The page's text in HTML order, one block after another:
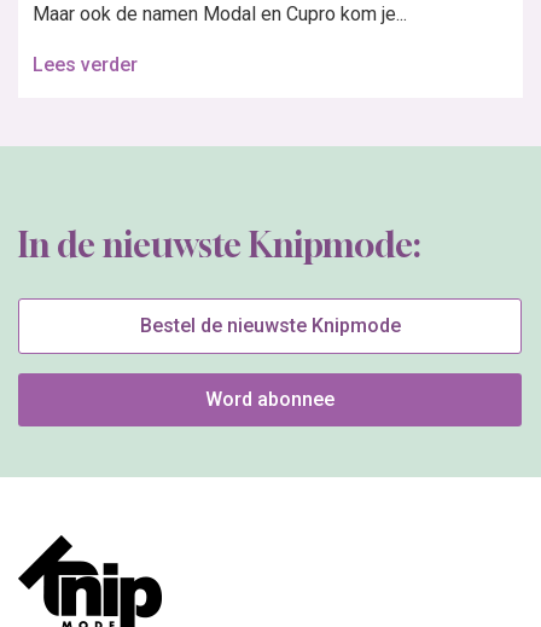
Maar ook de namen Modal en Cupro kom je...
Lees verder
In de nieuwste Knipmode:
Bestel de nieuwste Knipmode
Word abonnee